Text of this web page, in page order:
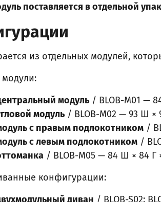
поставляется в отдельной
из отдельных модулей,
модуль / BLOB-M01 —
модуль / BLOB-M02 — 93 Ш ×
с правым подлокотником /
с левым подлокотником /
/ BLOB-M05 — 84 Ш × 84 Г
конфигурации:
диван / BLOB-S02: